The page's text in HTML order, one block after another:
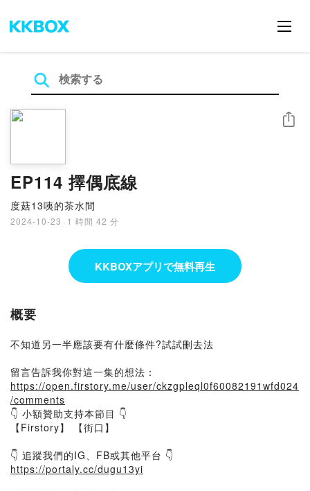
EP114 擇偶底線
度菇13咦的茶水間
2024-10-23 · 1 時間 42 分
シェア
KKBOXアプリで無料再生
概要
不知道另一半應該要有什麼條件?試試刪去法
留言告訴我你對這一集的想法：
https://open.firstory.me/user/ckzgpleql0f60082191wfd024
/comments
👇 小額贊助支持本節目 👇
【Firstory】 【街口】
👇 追蹤我們的IG、FB或其他平台 👇
https://portaly.cc/dugu13yi